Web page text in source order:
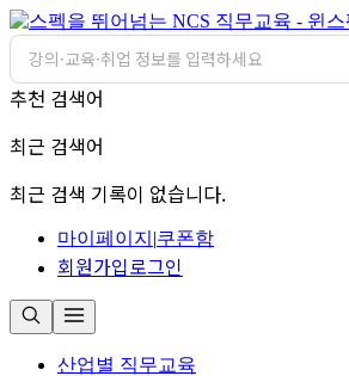
추천 검색어
최근 검색어
최근 검색 기록이 없습니다.
마이페이지 |쿠폰함
회원가입로그인
산업별 직무교육